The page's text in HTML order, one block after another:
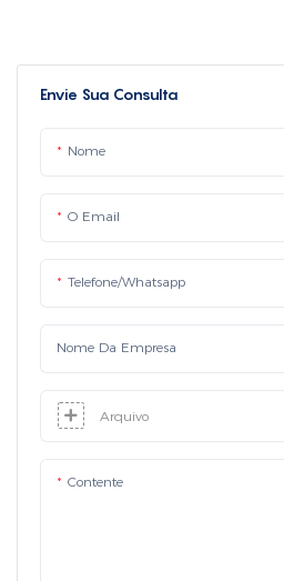
Envie Sua Consulta
Nome
O Email
Telefone/whatsapp
Nome Da Empresa
Arquivo
Contente